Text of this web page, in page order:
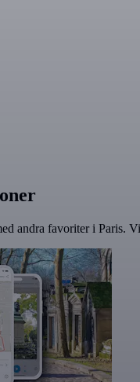
andra favoriter i Paris.